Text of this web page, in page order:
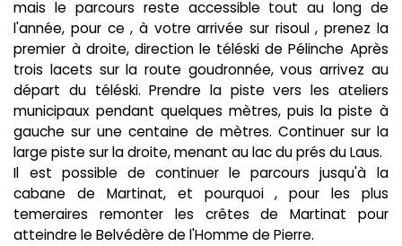
mais le parcours reste accessible tout au long de
l'année, pour ce , à votre arrivée sur risoul , prenez la
premier à droite, direction le téléski de Pélinche Après
trois lacets sur la route goudronnée, vous arrivez au
départ du téléski. Prendre la piste vers les ateliers
municipaux pendant quelques mètres, puis la piste à
gauche sur une centaine de mètres. Continuer sur la
large piste sur la droite, menant au lac du prés du Laus.
Il est possible de continuer le parcours jusqu'à la
cabane de Martinat, et pourquoi , pour les plus
temeraires remonter les crêtes de Martinat pour
atteindre le Belvédère de l'Homme de Pierre.